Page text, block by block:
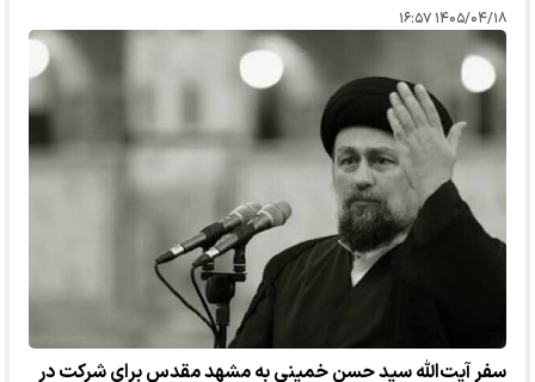
۱۴۰۵/۰۴/۱۸ ۱۶:۵۷
سفر آیت‌الله سید حسن خمینی به مشهد مقدس برای شرکت در